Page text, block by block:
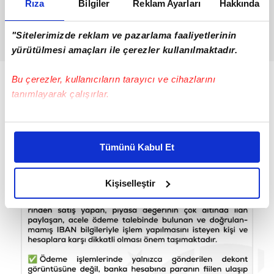
Rıza Bilgiler Reklam Ayarları Hakkında
"Sitelerimizde reklam ve pazarlama faaliyetlerinin
yürütülmesi amaçları ile çerezler kullanılmaktadır.
Bu çerezler, kullanıcıların tarayıcı ve cihazlarını
tanımlayarak çalışırlar.
Bu çerezlere izin vermeniz halinde sizlere özel
daha iyi reklam deneyimi yaşatabiliriz. Bunu yaparken
amacımızın size daha iyi bir reklam deneyimi sunmak
olduğunu ve sizlere en iyi içerikleri sunabilmek adına
elimizden gelen çabayı gösterdiğimizi ve bu noktada,
reklamların maliyetlerimizi karşılamak noktasında tek gelir
kalemimiz olduğunu sizlere hatırlatmak isteriz.
Her halükârda, kullanıcılar, bu çerezlere izin vermedikleri
takdirde, kullanıcılara hedefli reklamlar
Tümünü Kabul Et
Kişiselleştir